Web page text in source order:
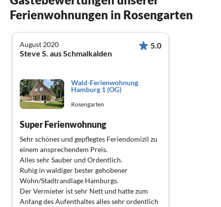
Ferienwohnungen in Rosengarten
August 2020
Steve S. aus Schmalkalden
5.0
Wald-Ferienwohnung
Hamburg 1 (OG)
Rosengarten
Super Ferienwohnung
Sehr schönes und gepflegtes Feriendomizil zu
einem ansprechendem Preis.
Alles sehr Sauber und Ordentlich.
Ruhig in waldiger bester gehobener
Wohn/Stadtrandlage Hamburgs.
Der Vermieter ist sehr Nett und hatte zum
Anfang des Aufenthaltes alles sehr ordentlich